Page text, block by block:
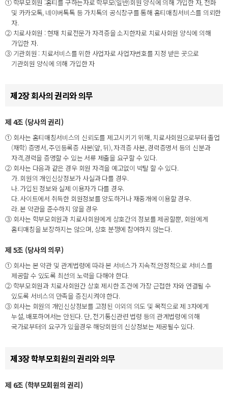
① 학부모회원 :홈티를 구하는자로 학부모(일반)회원 양식에 의해 가입한 자, 전화
및 카카오톡, 네이버톡톡 등 가치톡의 공식창구를 통해 홈티매칭서비스를 의뢰한
자.
② 치료사회원 : 현재 치료전문가 자격증을 소지한자로 치료사회원 양식에 의해
가입한 자.
③ 기관회원 : 치료서비스를 위한 사업자로 사업자번호를 지정 받은 곳으로
기관회원 양식에 의해 가입한 자
제2장 회사의 권리와 의무
제 4조 (당사의 권리)
① 회사는 홈티매칭서비스의 신뢰도를 제고시키기 위해, 치료사회원으로부터 졸업
(재학) 증명서, 주민등록증 사본(앞, 뒤), 자격증 사본, 경력증명서 등의 신분과
자격,경력을 증명할 수 있는 서류 제출을 요구할 수 있다.
② 회사는 다음과 같은 경우 회원 자격을 예고없이 박탈 할 수 있다.
가. 회원의 개인신상정보가 사실과 다를 경우.
나. 가입된 정보와 실제 이용자가 다를 경우.
다. 사이트에서 취득한 회원정보를 양도하거나 재중개에 이용할 경우.
라. 본 약관을 준수하지 않을 경우
③ 회사는 학부모회원과 치료사회원에게 상호간의 정보를 제공할뿐, 회원에게
홈티매칭을 보장하지는 않으며, 상호 분쟁에 참여하지 않는다.
제 5조 (당사의 의무)
① 회사는 본 약관 및 관계법령에 따라 본 서비스가 지속적,안정적으로 서비스를
제공할 수 있도록 최선의 노력을 다해야 한다.
② 학부모회원과 치료사회원간 상호 제시한 조건에 가장 근접한 자와 연결될 수
있도록 서비스의 만족을 증진시켜야 한다.
③ 회사는 회원의 개인신상정보를 고정된 이외의 의도 및 목적으로 제 3자에게
누설, 배포하여서는 안된다. 단, 전기통신관련 법령 등의 관계법령에 의해
국가로부터의 요구가 있을경우 해당회원의 신상정보는 제공될수 있다.
제3장 학부모회원의 권리와 의무
제 6조 (학부모회원의 권리)